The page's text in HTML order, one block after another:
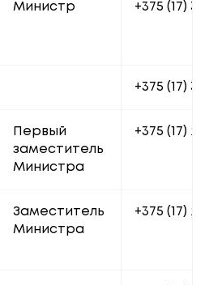
Министр +375 (17)
+375 (17)
Первый
заместитель
Министра
+375 (17)
Заместитель
Министра
+375 (17)